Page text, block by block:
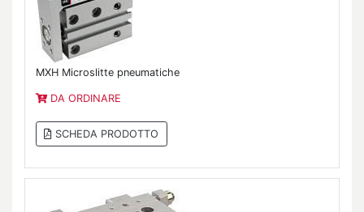
MXH Microslitte pneumatiche
DA ORDINARE
SCHEDA PRODOTTO